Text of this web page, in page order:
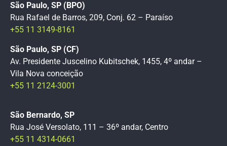
São Paulo, SP (BPO)
Rua Rafael de Barros, 209, Conj. 62 – Paraíso
+55 11 3149-8161
São Paulo, SP (CF)
Av. Presidente Juscelino Kubitschek, 1455, 4º andar –
Vila Nova conceição
+55 11 2124-3001
São Bernardo, SP
Rua José Versolato, 111 – 36º andar, Centro
+55 11 4314-0661